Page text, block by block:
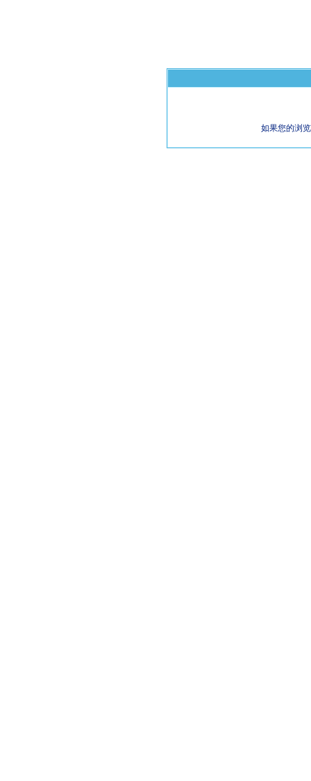
如果您的浏